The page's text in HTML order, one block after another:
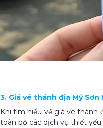
3. Giá vé thánh địa Mỹ Sơn
Khi tìm hiểu về giá vé thánh
toàn bộ các dịch vụ thiết